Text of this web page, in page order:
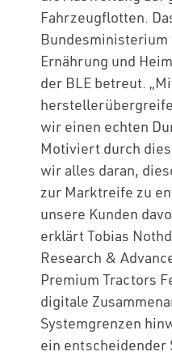
Fahrzeugflotten.
Ernährung und
der BLE betreut.
wir einen echten
Motiviert durch
wir alles daran,
zur Marktreife zu
unsere Kunden
erklärt Tobias
Research &
Premium Tractors
digitale
Systemgrenzen
ein entscheidender